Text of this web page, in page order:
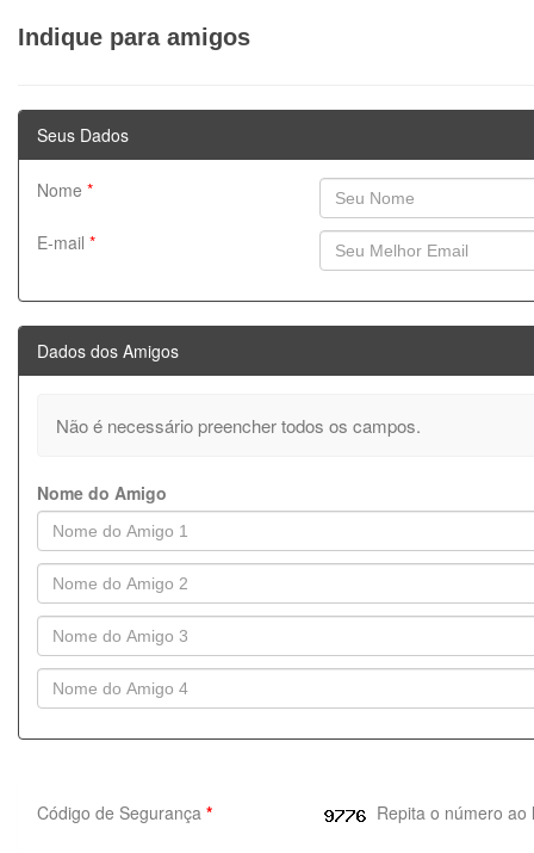
Indique para amigos
Seus Dados
Nome *
E-mail *
Dados dos Amigos
Não é necessário preencher todos os campos.
Nome do Amigo
Código de Segurança * Repita o número ao